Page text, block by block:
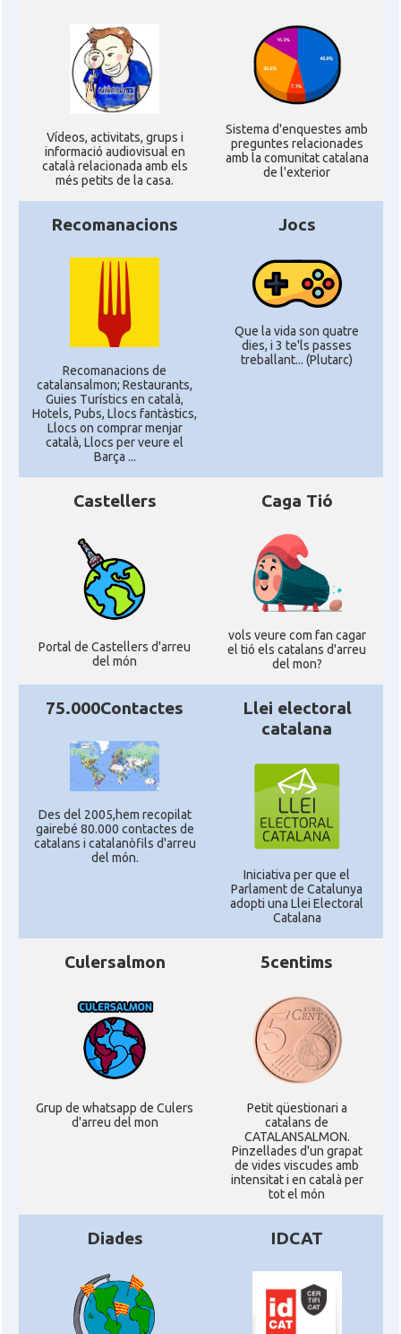
Ví­deos, activitats, grups i
informació audiovisual en
català relacionada amb els
més petits de la casa.
Sistema d'enquestes amb
preguntes relacionades
amb la comunitat catalana
de l'exterior
Recomanacions
Recomanacions de
catalansalmon; Restaurants,
Guies Turístics en català,
Hotels, Pubs, Llocs fantàstics,
Llocs on comprar menjar
català, Llocs per veure el
Barça ...
Jocs
Que la vida son quatre
dies, i 3 te'ls passes
treballant... (Plutarc)
Castellers
Portal de Castellers d'arreu
del món
Caga Tió
vols veure com fan cagar
el tió els catalans d'arreu
del mon?
75.000Contactes
Des del 2005,hem recopilat
gairebé 80.000 contactes de
catalans i catalanòfils d'arreu
del món.
Llei electoral
catalana
Iniciativa per que el
Parlament de Catalunya
adopti una Llei Electoral
Catalana
Culersalmon
Grup de whatsapp de Culers
d'arreu del mon
5centims
Petit qüestionari a
catalans de
CATALANSALMON.
Pinzellades d'un grapat
de vides viscudes amb
intensitat i en català per
tot el món
Diades IDCAT